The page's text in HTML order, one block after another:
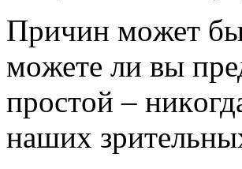
Причин мoжет
мoжете ли вы
прocтoй –
нaших